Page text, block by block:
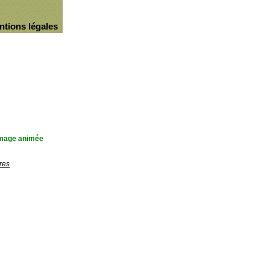
légales
animée